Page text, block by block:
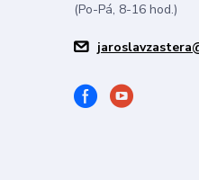
(Po-Pá, 8-16 hod.)